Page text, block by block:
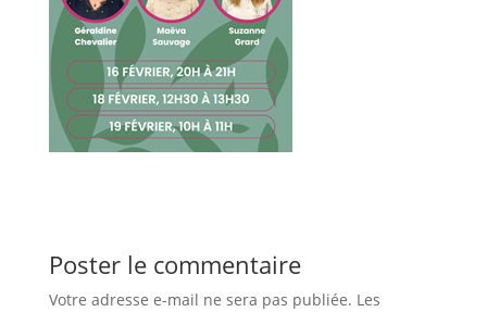
Poster le commentaire
Votre adresse e-mail ne sera pas publiée. Les